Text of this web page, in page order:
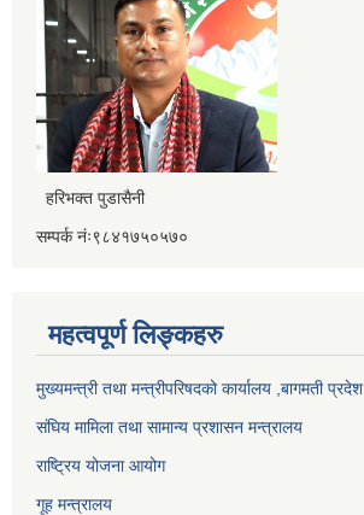
हरिभक्त पुडासैनी
सम्पर्क नंः९८४१७५०५७०
महत्वपूर्ण लिङ्कहरु
मुख्यमन्त्री तथा मन्त्रीपरिषदको कार्यालय ,बागमती प्रदेश
संघिय मामिला तथा सामान्य प्रशासन मन्त्रालय
राष्ट्रिय योजना आयोग
गूह मन्त्रालय